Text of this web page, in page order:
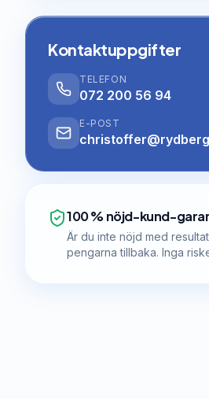
Kontaktuppgifter
TELEFON
072 200 56 94
E-POST
100 % nöjd-kund-
Är du inte nöjd med
pengarna tillbaka. Inga